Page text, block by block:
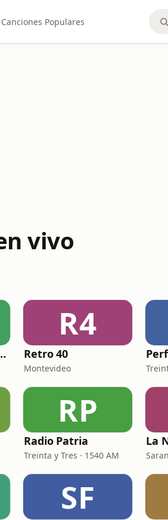
Canciones Populares
vivo
1580 AM
R4
Retro 40
Montevideo
RP
Radio Patria
Treinta y Tres · 1540 AM
La
SF